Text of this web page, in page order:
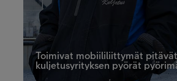
Toimivat mobiililiittymät
kuljetusyrityksen pyörät